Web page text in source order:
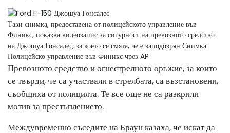
Тази снимка, предоставена от полицейското управление във
Финикс, показва видеозапис за сигурност на превозното средство
на Джошуа Гонсалес, за което се смята, че е заподозрян Снимка:
Полицейско управление във Финикс чрез AP
Превозното средство и огнестрелното оръжие, за които
се твърди, че са участвали в стрелбата, са възстановени,
съобщиха от полицията. Те все още не са разкрили
мотив за престъплението.
Междувременно съседите на Браун казаха, че искат да